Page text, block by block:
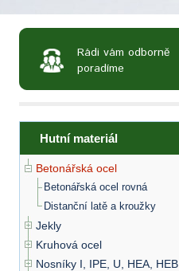
Rádi vám odborně
poradíme
Hutní materiál
Betonářská ocel
Betonářská ocel rovná
Distanční latě a kroužky
Jekly
Kruhová ocel
Nosníky I, IPE, U, HEA, HEB